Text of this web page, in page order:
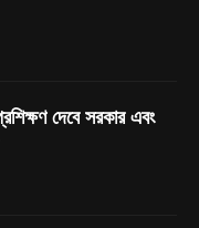
দেবে সরকার এবং